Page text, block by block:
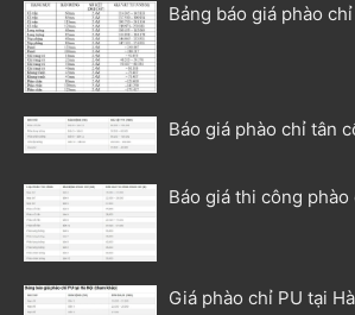
Bảng báo giá phào
Báo giá phào chỉ tân
Báo giá thi công phào
Giá phào chỉ PU tại